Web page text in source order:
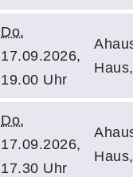
Do.
17.09.2026,
19.00 Uhr
Do.
17.09.2026,
17.30 Uhr